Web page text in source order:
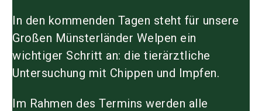
In den kommenden Tagen steht für unsere
Großen Münsterländer Welpen ein
wichtiger Schritt an: die tierärztliche
Untersuchung mit Chippen und Impfen.
Im Rahmen des Termins werden alle